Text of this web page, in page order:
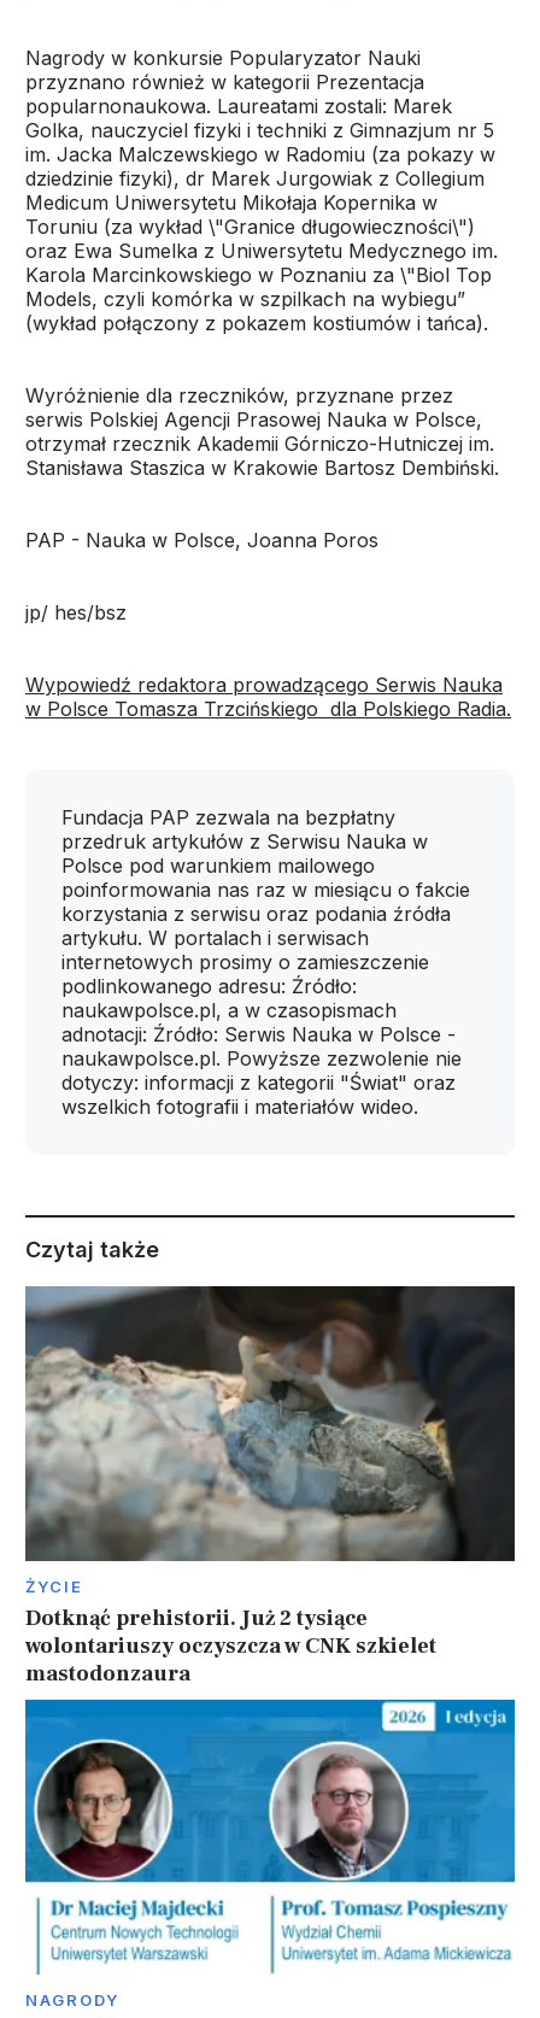
Nagrody w konkursie Popularyzator Nauki
przyznano również w kategorii Prezentacja
popularnonaukowa. Laureatami zostali: Marek
Golka, nauczyciel fizyki i techniki z Gimnazjum nr 5
im. Jacka Malczewskiego w Radomiu (za pokazy w
dziedzinie fizyki), dr Marek Jurgowiak z Collegium
Medicum Uniwersytetu Mikołaja Kopernika w
Toruniu (za wykład \"Granice długowieczności\")
oraz Ewa Sumelka z Uniwersytetu Medycznego im.
Karola Marcinkowskiego w Poznaniu za \"Biol Top
Models, czyli komórka w szpilkach na wybiegu”
(wykład połączony z pokazem kostiumów i tańca).
Wyróżnienie dla rzeczników, przyznane przez
serwis Polskiej Agencji Prasowej Nauka w Polsce,
otrzymał rzecznik Akademii Górniczo-Hutniczej im.
Stanisława Staszica w Krakowie Bartosz Dembiński.
PAP - Nauka w Polsce, Joanna Poros
jp/ hes/bsz
Wypowiedź redaktora prowadzącego Serwis Nauka
w Polsce Tomasza Trzcińskiego dla Polskiego Radia.
Fundacja PAP zezwala na bezpłatny
przedruk artykułów z Serwisu Nauka w
Polsce pod warunkiem mailowego
poinformowania nas raz w miesiącu o fakcie
korzystania z serwisu oraz podania źródła
artykułu. W portalach i serwisach
internetowych prosimy o zamieszczenie
podlinkowanego adresu: Źródło:
naukawpolsce.pl, a w czasopismach
adnotacji: Źródło: Serwis Nauka w Polsce -
naukawpolsce.pl. Powyższe zezwolenie nie
dotyczy: informacji z kategorii "Świat" oraz
wszelkich fotografii i materiałów wideo.
Czytaj także
ŻYCIE
Dotknąć prehistorii. Już 2 tysiące
wolontariuszy oczyszcza w CNK szkielet
mastodonzaura
NAGRODY